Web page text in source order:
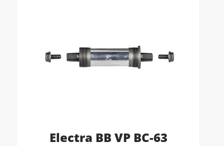
Electra BB VP BC-63